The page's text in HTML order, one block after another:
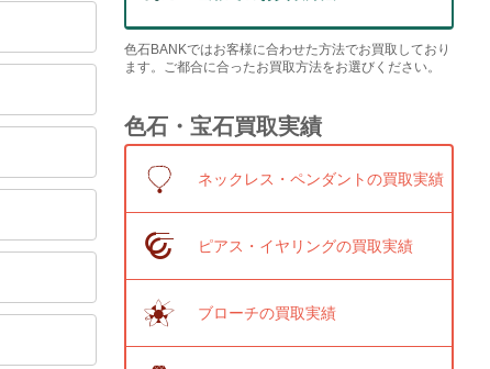
色石BANKではお客様に合わせた方法でお買取しており
ます。ご都合に合ったお買取方法をお選びください。
色石・宝石買取実績
ネックレス・ペンダントの買取実績
ピアス・イヤリングの買取実績
ブローチの買取実績